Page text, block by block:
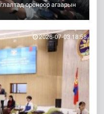
орсноор агаарын
2026-07-03 18:58